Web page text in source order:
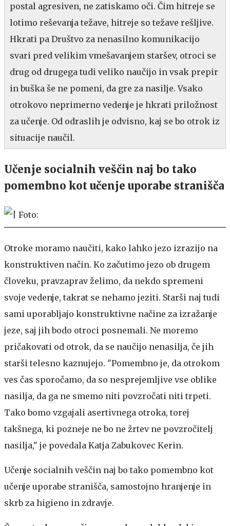
postal agresiven, ne zatiskamo oči. Čim hitreje se
lotimo reševanja težave, hitreje so težave rešljive.
Hkrati pa Društvo za nenasilno komunikacijo
svari pred velikim vmešavanjem staršev, otroci se
drug od drugega tudi veliko naučijo in vsak prepir
in buška še ne pomeni, da gre za nasilje. Vsako
otrokovo neprimerno vedenje je hkrati priložnost
za učenje. Od odraslih je odvisno, kaj se bo otrok iz
situacije naučil.
Učenje socialnih veščin naj bo tako
pomembno kot učenje uporabe stranišča
Otroke moramo naučiti, kako lahko jezo izrazijo na
konstruktiven način. Ko začutimo jezo ob drugem
človeku, pravzaprav želimo, da nekdo spremeni
svoje vedenje, takrat se nehamo jeziti. Starši naj tudi
sami uporabljajo konstruktivne načine za izražanje
jeze, saj jih bodo otroci posnemali. Ne moremo
pričakovati od otrok, da se naučijo nenasilja, če jih
starši telesno kaznujejo. "Pomembno je, da otrokom
ves čas sporočamo, da so nesprejemljive vse oblike
nasilja, da ga ne smemo niti povzročati niti trpeti.
Tako bomo vzgajali asertivnega otroka, torej
takšnega, ki pozneje ne bo ne žrtev ne povzročitelj
nasilja," je povedala Katja Zabukovec Kerin.
Učenje socialnih veščin naj bo tako pomembno kot
učenje uporabe stranišča, samostojno hranjenje in
skrb za higieno in zdravje.